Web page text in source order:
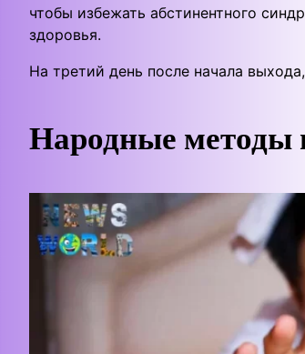
чтобы избежать абстинентного
здоровья.
На третий день после начала
Народные методы